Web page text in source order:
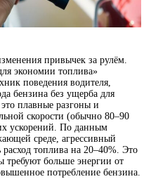
привычек за рулём.
экономии топлива»
поведения водителя,
бензина без ущерба для
плавные разгоны и
скорости (обычно 80–90
ускорений. По данным
среде, агрессивный
топлива на 20–40%. Это
требуют больше энергии от
потребление бензина.